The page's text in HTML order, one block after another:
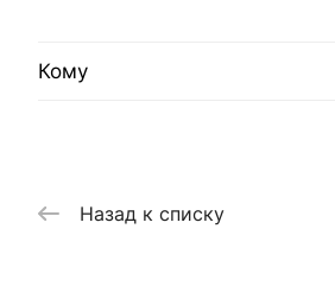
Кому
Назад к списку